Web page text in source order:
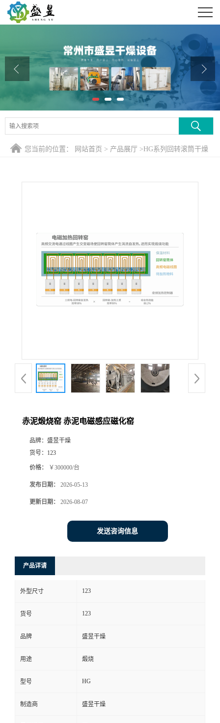
公司介绍
公司动态
产品展厅
证书荣誉
联系方式
您当前的位置： 网站首页 > 产品展厅 >HG系列回转滚筒干燥
赤泥煅烧窑 赤泥电磁感应磁化窑
品牌： 盛昱干燥
货号： 123
价格： ￥300000/台
发布日期： 2026-05-13
更新日期： 2026-08-07
发送咨询信息
产品详请
外型尺寸 123
货号 123
品牌 盛昱干燥
用途 煅烧
型号 HG
制造商 盛昱干燥